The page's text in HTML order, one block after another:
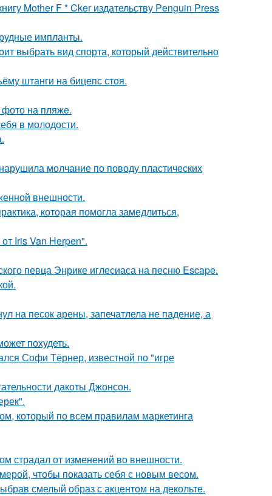
Mother F * Cker издательству Penguin Press
импланты.
выбрать вид спорта, который действительно
штанги на бицепс стоя.
на пляже.
в молодости.
молчание по поводу пластических
внешности.
которая помогла замедлиться,
Iris Van Herpen".
певца Энрике иглесиаса на песню Escape.
на песок арены, запечатлела не падение, а
похудеть.
Софи Тёрнер, известной по "игре
дакоты Джонсон.
который по всем правилам маркетинга
страдал от изменений во внешности.
чтобы показать себя с новым весом.
смелый образ с акцентом на декольте.